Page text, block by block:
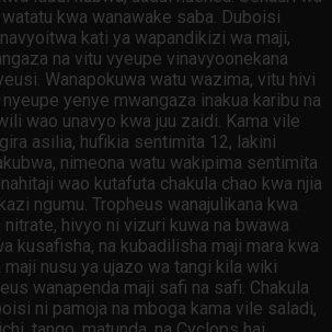
kwa wanawake saba. Duboisi
kati ya wapandikizi wa maji,
na vitu vyeupe vinavyoonekana
Wanapokuwa watu wazima, vitu hivi
yenye mwangaza inakua karibu na
wao unavyo kwa juu zaidi. Kama vile
asilia, hufikia sentimita 12, lakini
nimeona watu wakipima sentimita
wao kutafuta chakula chao kwa njia
ngumu. Tropheus wanajulikana kwa
hivyo ni vizuri kuwa na bwawa
kusafisha, na kubadilisha maji mara kwa
nusu ya ujazo wa tangi kila wiki
wanapenda maji safi na safi. Chakula
ni pamoja na mboga kama vile saladi,